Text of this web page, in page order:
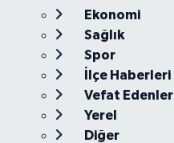
Ekonomi
Sağlık
Spor
İlçe Haberleri
Vefat Edenler
Yerel
Diğer